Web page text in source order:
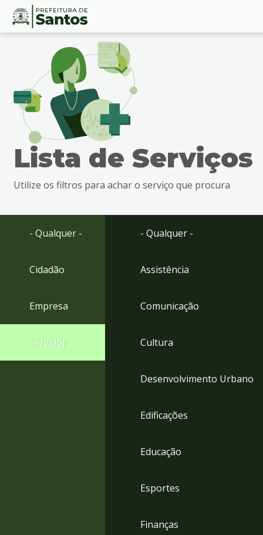
Ir
busca
Ir
Conteúdo
Lista de Serviços
Utilize os filtros para achar o serviço que procura
- Qualquer -
Cidadão
Empresa
Servidor
- Qualquer -
Assistência
Comunicação
Cultura
Desenvolvimento Urbano
Edificações
Educação
Esportes
Finanças